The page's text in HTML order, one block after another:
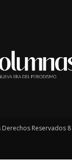
Reservados